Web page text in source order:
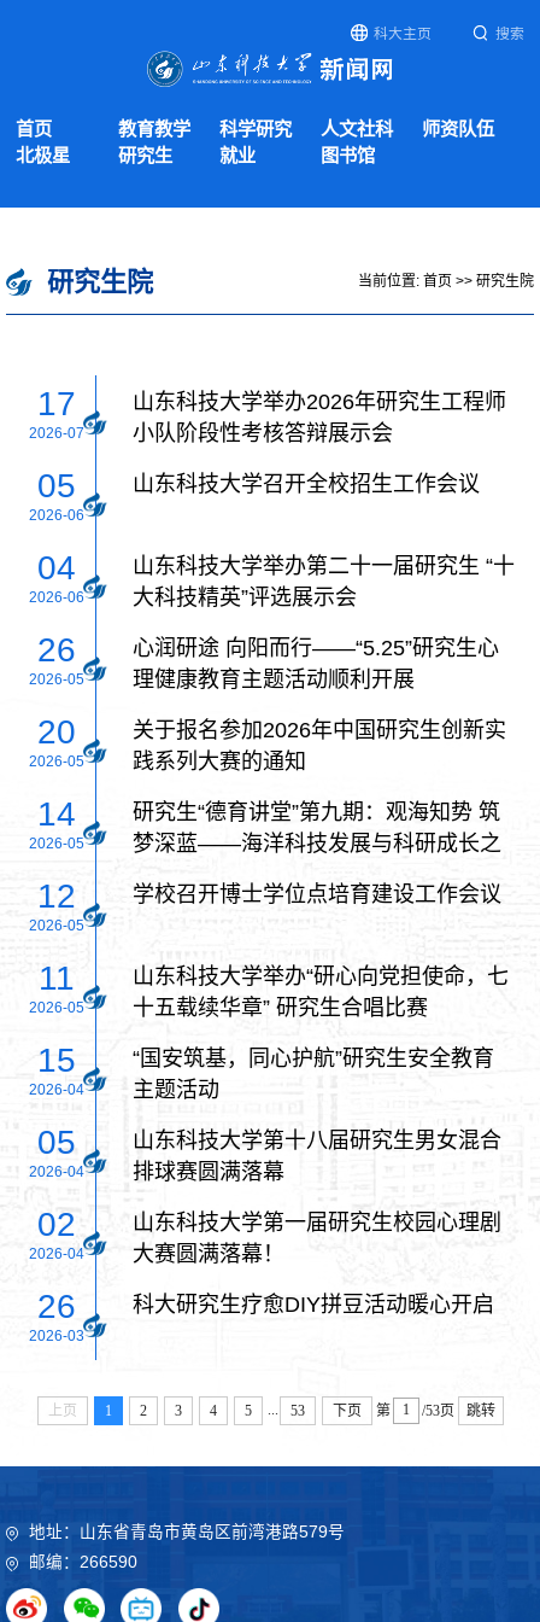
科大主页 搜索
首页 教育教学 科学研究 人文社科
师资队伍
北极星
研究生 就业 图书馆
研究生院 当前位置: 首页 >> 研究生院
17
2026-07
山东科技大学举办2026年研究生工程师
小队阶段性考核答辩展示会
05
2026-06
山东科技大学召开全校招生工作会议
04
2026-06
山东科技大学举办第二十一届研究生 “十
大科技精英”评选展示会
26
2026-05
心润研途 向阳而行——“5.25”研究生心
理健康教育主题活动顺利开展
20
2026-05
关于报名参加2026年中国研究生创新实
践系列大赛的通知
14
2026-05
研究生“德育讲堂”第九期：观海知势 筑
梦深蓝——海洋科技发展与科研成长之
12
2026-05
学校召开博士学位点培育建设工作会议
11
2026-05
山东科技大学举办“研心向党担使命，七
十五载续华章” 研究生合唱比赛
15
2026-04
“国安筑基，同心护航”研究生安全教育
主题活动
05
2026-04
山东科技大学第十八届研究生男女混合
排球赛圆满落幕
02
2026-04
山东科技大学第一届研究生校园心理剧
大赛圆满落幕！
26
2026-03
科大研究生疗愈DIY拼豆活动暖心开启
上页 1 2 3 4 5 53 下页 第 /53页 跳转
地址：山东省青岛市黄岛区前湾港路579号
邮编：266590